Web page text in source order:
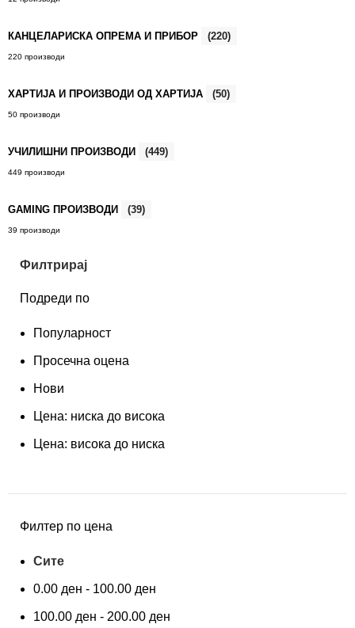
КАНЦЕЛАРИСКА ОПРЕМА И ПРИБОР (220)
220 производи
ХАРТИЈА И ПРОИЗВОДИ ОД ХАРТИЈА (50)
50 производи
УЧИЛИШНИ ПРОИЗВОДИ (449)
449 производи
GAMING ПРОИЗВОДИ (39)
39 производи
Филтрирај
Подреди по
Популарност
Просечна оцена
Нови
Цена: ниска до висока
Цена: висока до ниска
Филтер по цена
Сите
0.00 ден - 100.00 ден
100.00 ден - 200.00 ден